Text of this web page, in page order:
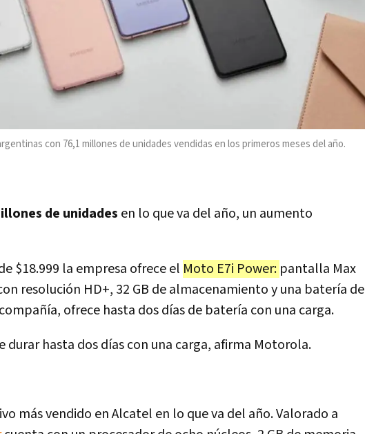
con 76,1 millones de unidades vendidas en los primeros meses del año.
de unidades en lo que va del año, un aumento
$18.999 la empresa ofrece el Moto E7i Power: pantalla Max
resolución HD+, 32 GB de almacenamiento y una batería de
ofrece hasta dos días de batería con una carga.
durar hasta dos días con una carga, afirma Motorola.
más vendido en Alcatel en lo que va del año. Valorado a